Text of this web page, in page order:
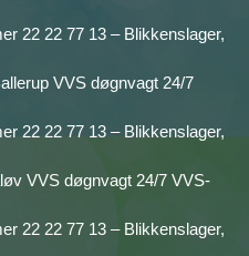
22 22 77 13 – Blikkenslager,
VVS døgnvagt 24/7
22 22 77 13 – Blikkenslager,
VVS døgnvagt 24/7 VVS-
22 22 77 13 – Blikkenslager,